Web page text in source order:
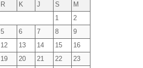
R K J S
M
1
2
5 6 7 8
9
12 13 14 15
16
19 20 21 22
23